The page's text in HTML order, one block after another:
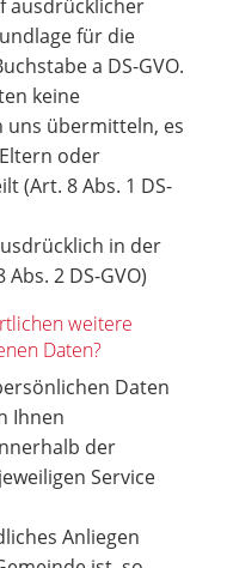
ausdrücklicher
für die
a DS-GVO.
keine
uns übermitteln, es
oder
(Art. 8 Abs. 1 DS-
in der
2 DS-GVO)
weitere
Daten?
Daten
Ihnen
der
Service
Anliegen